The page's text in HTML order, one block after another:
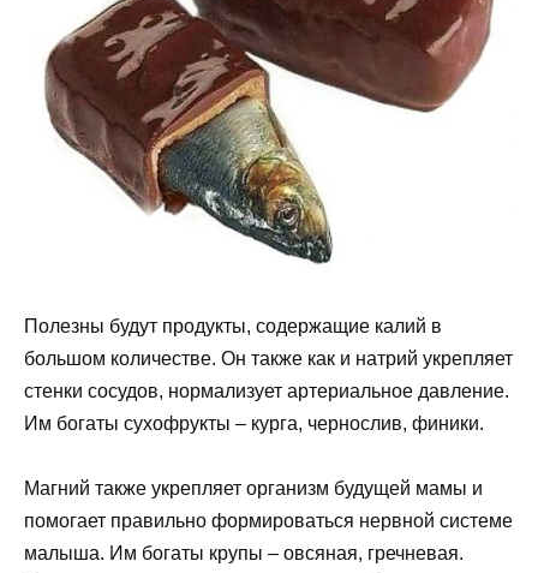
Полезны будут продукты, содержащие калий в
большом количестве. Он также как и натрий укрепляет
стенки сосудов, нормализует артериальное давление.
Им богаты сухофрукты – курга, чернослив, финики.
Магний также укрепляет организм будущей мамы и
помогает правильно формироваться нервной системе
малыша. Им богаты крупы – овсяная, гречневая.